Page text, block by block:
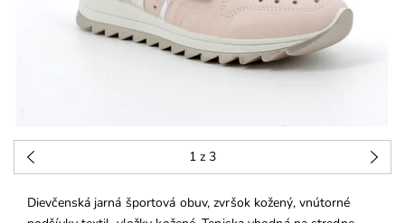
1 z 3
Dievčenská jarná športová obuv, zvršok kožený, vnútorné